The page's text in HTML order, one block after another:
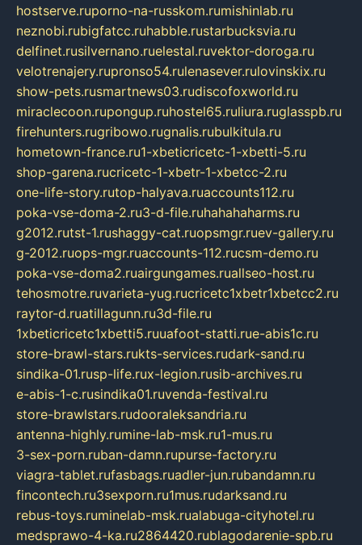
hostserve.ruporno-na-russkom.rumishinlab.ru
neznobi.rubigfatcc.ruhabble.rustarbucksvia.ru
delfinet.rusilvernano.ruelestal.ruvektor-doroga.ru
velotrenajery.rupronso54.rulenasever.rulovinskix.ru
show-pets.rusmartnews03.rudiscofoxworld.ru
miraclecoon.rupongup.ruhostel65.ruliura.ruglasspb.ru
firehunters.rugribowo.rugnalis.rubulkitula.ru
hometown-france.ru1-xbeticricetc-1-xbetti-5.ru
shop-garena.rucricetc-1-xbetr-1-xbetcc-2.ru
one-life-story.rutop-halyava.ruaccounts112.ru
poka-vse-doma-2.ru3-d-file.ruhahahaharms.ru
g2012.rutst-1.rushaggy-cat.ruopsmgr.ruev-gallery.ru
g-2012.ruops-mgr.ruaccounts-112.rucsm-demo.ru
poka-vse-doma2.ruairgungames.ruallseo-host.ru
tehosmotre.ruvarieta-yug.rucricetc1xbetr1xbetcc2.ru
raytor-d.ruatillagunn.ru3d-file.ru
1xbeticricetc1xbetti5.ruuafoot-statti.rue-abis1c.ru
store-brawl-stars.rukts-services.rudark-sand.ru
sindika-01.rusp-life.rux-legion.rusib-archives.ru
e-abis-1-c.rusindika01.ruvenda-festival.ru
store-brawlstars.rudooraleksandria.ru
antenna-highly.rumine-lab-msk.ru1-mus.ru
3-sex-porn.ruban-damn.rupurse-factory.ru
viagra-tablet.rufasbags.ruadler-jun.rubandamn.ru
fincontech.ru3sexporn.ru1mus.rudarksand.ru
rebus-toys.ruminelab-msk.rualabuga-cityhotel.ru
medsprawo-4-ka.ru2864420.rublagodarenie-spb.ru